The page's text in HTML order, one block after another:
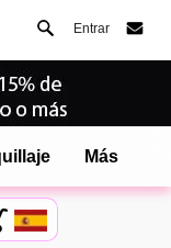
Entrar
Más